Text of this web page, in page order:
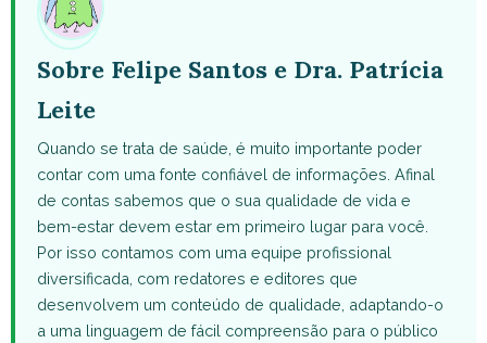
Sobre Felipe Santos e Dra. Patrícia
Leite
Quando se trata de saúde, é muito importante poder
contar com uma fonte confiável de informações. Afinal
de contas sabemos que o sua qualidade de vida e
bem-estar devem estar em primeiro lugar para você.
Por isso contamos com uma equipe profissional
diversificada, com redatores e editores que
desenvolvem um conteúdo de qualidade, adaptando-o
a uma linguagem de fácil compreensão para o público